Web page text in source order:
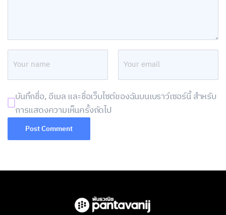
บันทึกชื่อ, อีเมล และชื่อเว็บไซต์ของฉันบนเบราว์เซอร์นี้ สำหรับ
การแสดงความเห็นครั้งถัดไป